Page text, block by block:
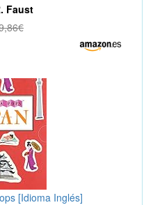
Faust
[Idioma Inglés]